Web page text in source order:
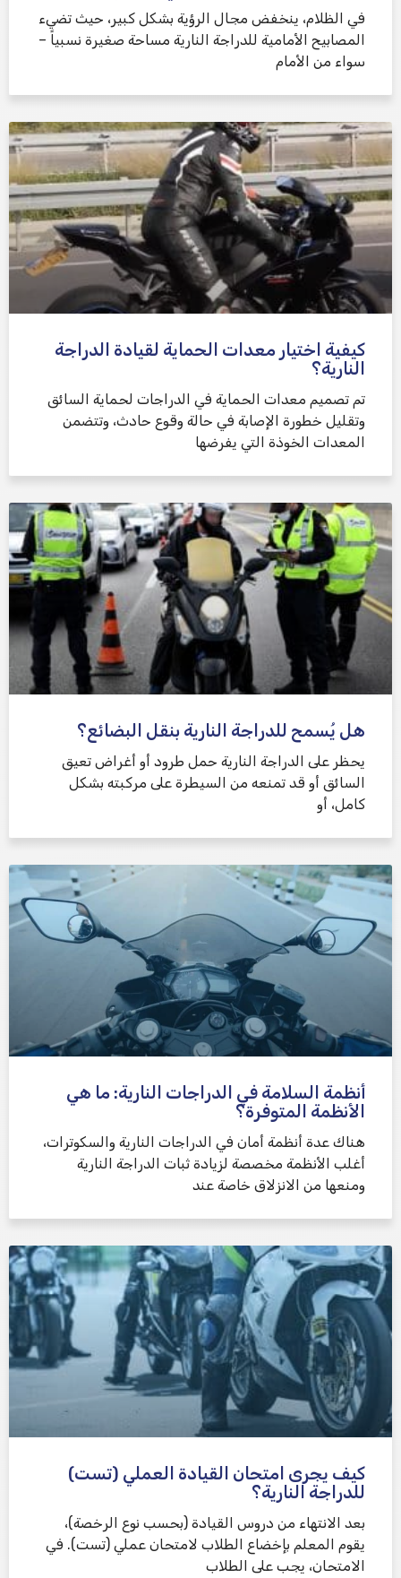
في الظلام، ينخفض ​​مجال الرؤية بشكل كبير، حيث تضيء
المصابيح الأمامية للدراجة النارية مساحة صغيرة نسبياً –
سواء من الأمام
كيفية اختيار معدات الحماية لقيادة الدراجة
النارية؟
تم تصميم معدات الحماية في الدراجات لحماية السائق
وتقليل خطورة الإصابة في حالة وقوع حادث، وتتضمن
المعدات الخوذة التي يفرضها
هل يُسمح للدراجة النارية بنقل البضائع؟
يحظر على الدراجة النارية حمل طرود أو أغراض تعيق
السائق أو قد تمنعه من السيطرة على مركبته بشكل
كامل، أو
أنظمة السلامة في الدراجات النارية: ما هي
الأنظمة المتوفرة؟
هناك عدة أنظمة أمان في الدراجات النارية والسكوترات،
أغلب الأنظمة مخصصة لزيادة ثبات الدراجة النارية
ومنعها من الانزلاق خاصة عند
كيف يجرى امتحان القيادة العملي (تست)
للدراجة النارية؟
بعد الانتهاء من دروس القيادة (بحسب نوع الرخصة)،
يقوم المعلم بإخضاع الطلاب لامتحان عملي (تست). في
الامتحان، يجب على الطلاب